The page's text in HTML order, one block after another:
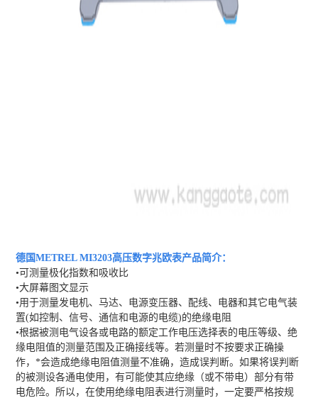
德国METREL MI3203高压数字兆欧表产品简介：
•可测量极化指数和吸收比
•大屏幕图文显示
•用于测量发电机、马达、电源变压器、配线、电器和其它电气装
置(如控制、信号、通信和电源的电缆)的绝缘电阻
•根据被测电气设各或电路的额定工作电压选择表的电压等级、绝
缘电阻值的测量范围及正确接线等。若测量时不按要求正确操
作，*会造成绝缘电阻值测量不准确，造成误判断。如果将误判断
的被测设各通电使用，有可能使其应绝缘（或不带电）部分有带
电危险。所以，在使用绝缘电阻表进行测量时，一定要严格按规